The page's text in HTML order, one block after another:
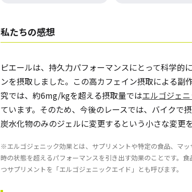
私たちの感想
ピエールは、持久力パフォーマンスにとって科学的
ンを摂取しました。この高カフェイン摂取による副
究では、約6mg/kgを超える摂取量ではエルゴジェ
ています。そのため、今後のレースでは、バイクで
炭水化物のみのジェルに変更するという小さな変更
※エルゴジェニック効果とは、サプリメントや特定の食品、マ
時の状態を超えるパフォーマンスを引き出す効果のことです。
つサプリメントを「エルゴジェニックエイド」とも呼びます。